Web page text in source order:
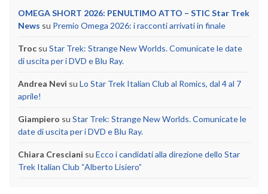
OMEGA SHORT 2026: PENULTIMO ATTO – STIC Star Trek
News su Premio Omega 2026: i racconti arrivati in finale
Troc su Star Trek: Strange New Worlds. Comunicate le date
di uscita per i DVD e Blu Ray.
Andrea Nevi su Lo Star Trek Italian Club al Romics, dal 4 al 7
aprile!
Giampiero su Star Trek: Strange New Worlds. Comunicate le
date di uscita per i DVD e Blu Ray.
Chiara Cresciani su Ecco i candidati alla direzione dello Star
Trek Italian Club “Alberto Lisiero”